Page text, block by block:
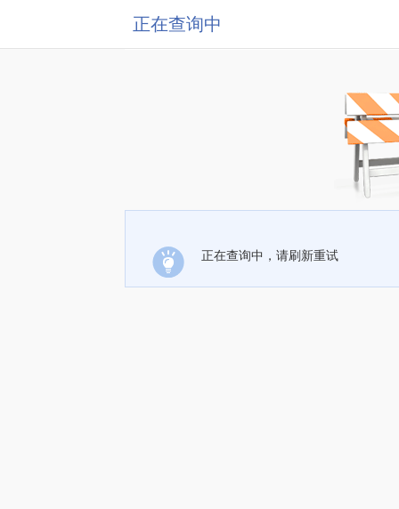
正在查询中
正在查询中，请刷新重试